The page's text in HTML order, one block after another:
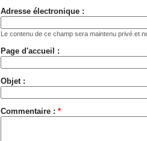
Adresse électronique :
Le contenu de ce champ sera maintenu privé et
Page d'accueil :
Objet :
Commentaire : *